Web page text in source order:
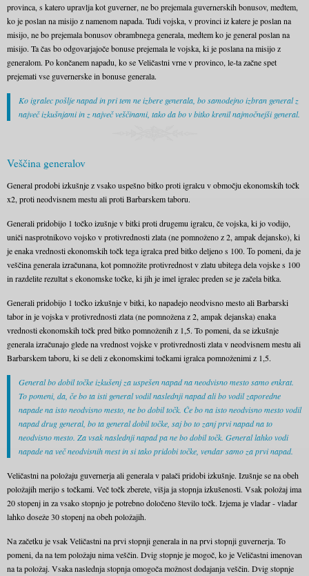
provinca, s katero upravlja kot guverner, ne bo prejemala guvernerskih bonusov, medtem,
ko je poslan na misijo z namenom napada. Tudi vojska, v provinci iz katere je poslan na
misijo, ne bo prejemala bonusov obrambnega generala, medtem ko je general poslan na
misijo. Ta čas bo odgovarjajoče bonuse prejemala le vojska, ki je poslana na misijo z
generalom. Po končanem napadu, ko se Veličastni vrne v provinco, le-ta začne spet
prejemati vse guvernerske in bonuse generala.
Ko igralec pošlje napad in pri tem ne izbere generala, bo samodejno izbran general z
največ izkušnjami in z največ veščinami, tako da bo v bitko krenil najmočnejši general.
Veščina generalov
General prodobi izkušnje z vsako uspešno bitko proti igralcu v območju ekonomskih točk
x2, proti neodvisnem mestu ali proti Barbarskem taboru.
Generali pridobijo 1 točko izušnje v bitki proti drugemu igralcu, če vojska, ki jo vodijo,
uniči nasprotnikovo vojsko v protivrednosti zlata (ne pomnoženo z 2, ampak dejansko), ki
je enaka vrednosti ekonomskih točk tega igralca pred bitko deljeno s 100. То pomeni, da je
veščina generala izračunana, kot pomnožite protivrednost v zlatu ubitega dela vojske s 100
in razdelite rezultat s ekonomske točke, ki jih je imel igralec preden se je začela bitka.
Generali pridobijo 1 točko izkušnje v bitki, ko napadejo neodvisno mesto ali Barbarski
tabor in je vojska v protivrednosti zlata (ne pomnožena z 2, ampak dejanska) enaka
vrednosti ekonomskih točk pred bitko pomnoženih z 1,5. To pomeni, da se izkušnje
generala izračunajo glede na vrednost vojske v protivrednosti zlata v neodvisnem mestu ali
Barbarskem taboru, ki se deli z ekonomskimi točkami igralca pomnoženimi z 1,5.
General bo dobil točke izkušenj za uspešen napad na neodvisno mesto samo enkrat.
To pomeni, da, če bo ta isti general vodil naslednji napad ali bo vodil zaporedne
napade na isto neodvisno mesto, ne bo dobil točk. Če bo na isto neodvisno mesto vodil
napad drug general, bo ta general dobil točke, saj bo to zanj prvi napad na to
neodvisno mesto. Za vsak naslednji napad pa ne bo dobil točk. General lahko vodi
napade na več neodvisnih mest in si tako pridobi točke, vendar samo za prvi napad.
Veličastni na položaju guvernerja ali generala v palači pridobi izkušnje. Izušnje se na obeh
položajih merijo s točkami. Več točk zberete, višja ja stopnja izkušenosti. Vsak položaj ima
20 stopenj in za vsako stopnjo je potrebno določeno število točk. Izjema je vladar - vladar
lahko doseže 30 stopenj na obeh položajih.
Na začetku je vsak Veličastni na prvi stopnji generala in na prvi stopnji guvernerja. To
pomeni, da na tem položaju nima veščin. Dvig stopnje je mogoč, ko je Veličastni imenovan
na ta položaj. Vsaka naslednja stopnja omogoča možnost dodajanja veščin. Dvig stopnje